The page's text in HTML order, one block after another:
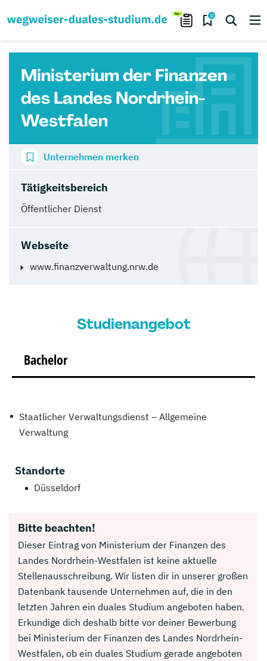
0
Ministerium der Finanzen
des Landes Nordrhein-
Westfalen
Tätigkeitsbereich
Öffentlicher Dienst
Webseite
www.finanzverwaltung.nrw.de
Unternehmen merken
Studienangebot
Bachelor
Staatlicher Verwaltungsdienst – Allgemeine
Verwaltung
Standorte
Düsseldorf
Bitte beachten!
Dieser Eintrag von Ministerium der Finanzen des
Landes Nordrhein-Westfalen ist keine aktuelle
Stellenausschreibung. Wir listen dir in unserer großen
Datenbank tausende Unternehmen auf, die in den
letzten Jahren ein duales Studium angeboten haben.
Erkundige dich deshalb bitte vor deiner Bewerbung
bei Ministerium der Finanzen des Landes Nordrhein-
Westfalen, ob ein duales Studium gerade angeboten